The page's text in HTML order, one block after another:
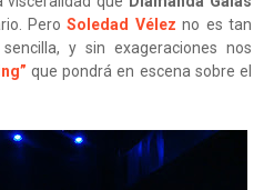
PeroSoledad Vélez no es tan
y sin exageraciones nos
que pondrá en escena sobre el